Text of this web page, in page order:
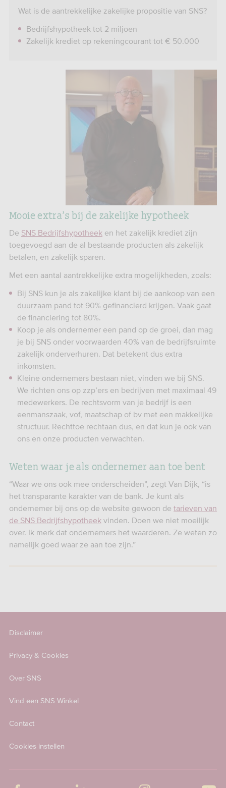
Wat is de aantrekkelijke zakelijke propositie van SNS?
Bedrijfshypotheek tot 2 miljoen
Zakelijk krediet op rekeningcourant tot € 50.000
Mooie extra’s bij de zakelijke hypotheek
De SNS Bedrijfshypotheek en het zakelijk krediet zijn
toegevoegd aan de al bestaande producten als zakelijk
betalen, en zakelijk sparen.
Met een aantal aantrekkelijke extra mogelijkheden, zoals:
Bij SNS kun je als zakelijke klant bij de aankoop van een
duurzaam pand tot 90% gefinancierd krijgen. Vaak gaat
de financiering tot 80%.
Koop je als ondernemer een pand op de groei, dan mag
je bij SNS onder voorwaarden 40% van de bedrijfsruimte
zakelijk onderverhuren. Dat betekent dus extra
inkomsten.
Kleine ondernemers bestaan niet, vinden we bij SNS.
We richten ons op zzp’ers en bedrijven met maximaal 49
medewerkers. De rechtsvorm van je bedrijf is een
eenmanszaak, vof, maatschap of bv met een makkelijke
structuur. Rechttoe rechtaan dus, en dat kun je ook van
ons en onze producten verwachten.
Weten waar je als ondernemer aan toe bent
“Waar we ons ook mee onderscheiden”, zegt Van Dijk, “is
het transparante karakter van de bank. Je kunt als
ondernemer bij ons op de website gewoon de tarieven van
de SNS Bedrijfshypotheek vinden. Doen we niet moeilijk
over. Ik merk dat ondernemers het waarderen. Ze weten zo
namelijk goed waar ze aan toe zijn.”
Disclaimer
Privacy & Cookies
Over SNS
Vind een SNS Winkel
Contact
Cookies instellen